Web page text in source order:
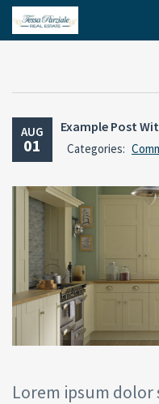
AUG
01
Example Post
Categories:
Lorem ipsum